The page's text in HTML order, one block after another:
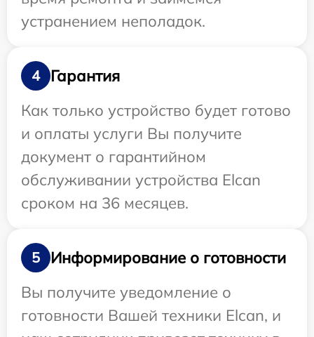
устранением неполадок.
4
Гарантия
Как только устройство будет готово
и оплаты услуги Вы получите
документ о гарантийном
обслуживании устройства Elcan
сроком на 36 месяцев.
5
Информирование о готовности
Вы получите уведомление о
готовности Вашей техники Elcan, и